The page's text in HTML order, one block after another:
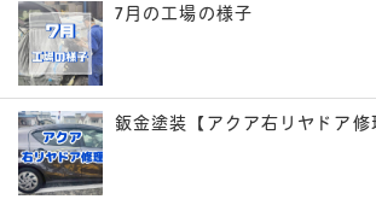
7月の工場の様子
鈑金塗装【アクア右リヤドア修